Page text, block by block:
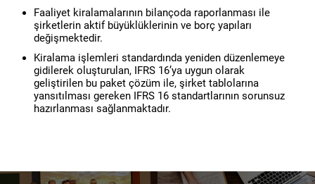
e-Bilet
e-İmza
Kep
Performans Yönetimi
Medyasoft Sparkhub Hackathon 2025 Başlıyor!
Faaliyet kiralamalarının bilançoda raporlanması ile
şirketlerin aktif büyüklüklerinin ve borç yapıları
değişmektedir.
Kiralama işlemleri standardında yeniden düzenlemeye
gidilerek oluşturulan, IFRS 16’ya uygun olarak
geliştirilen bu paket çözüm ile, şirket tablolarına
yansıtılması gereken IFRS 16 standartlarının sorunsuz
hazırlanması sağlanmaktadır.